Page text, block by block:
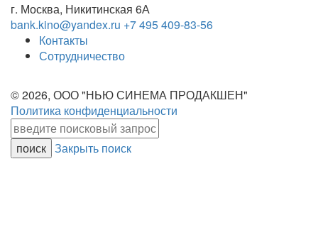
г. Москва, Никитинская 6А
bank.kino@yandex.ru +7 495 409-83-56
Контакты
Сотрудничество
© 2026, ООО "НЬЮ СИНЕМА ПРОДАКШЕН"
Политика конфиденциальности
Закрыть поиск